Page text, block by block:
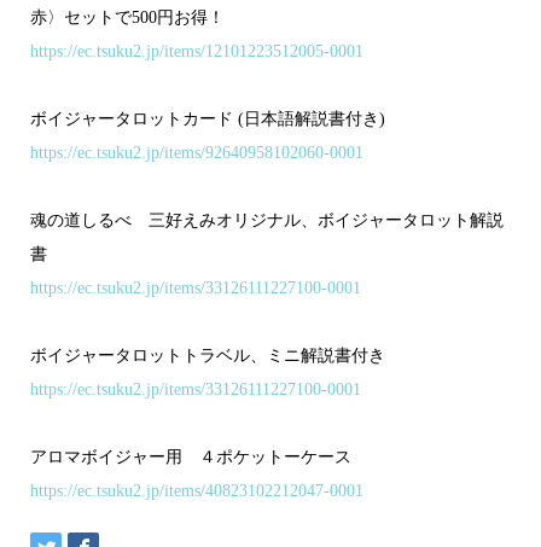
赤〉セットで500円お得！
https://ec.tsuku2.jp/items/12101223512005-0001
ボイジャータロットカード (日本語解説書付き)
https://ec.tsuku2.jp/items/92640958102060-0001
魂の道しるべ 三好えみオリジナル、ボイジャータロット解説
書
https://ec.tsuku2.jp/items/33126111227100-0001
ボイジャータロットトラベル、ミニ解説書付き
https://ec.tsuku2.jp/items/33126111227100-0001
アロマボイジャー用 ４ポケットーケース
https://ec.tsuku2.jp/items/40823102212047-0001